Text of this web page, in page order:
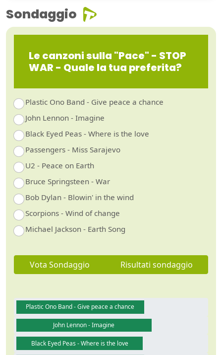
Sondaggio
Le canzoni sulla "Pace" - STOP
WAR - Quale la tua preferita?
Plastic Ono Band - Give peace a chance
John Lennon - Imagine
Black Eyed Peas - Where is the love
Passengers - Miss Sarajevo
U2 - Peace on Earth
Bruce Springsteen - War
Bob Dylan - Blowin' in the wind
Scorpions - Wind of change
Michael Jackson - Earth Song
Vota Sondaggio Risultati sondaggio
Plastic Ono Band - Give peace a chance
John Lennon - Imagine
Black Eyed Peas - Where is the love